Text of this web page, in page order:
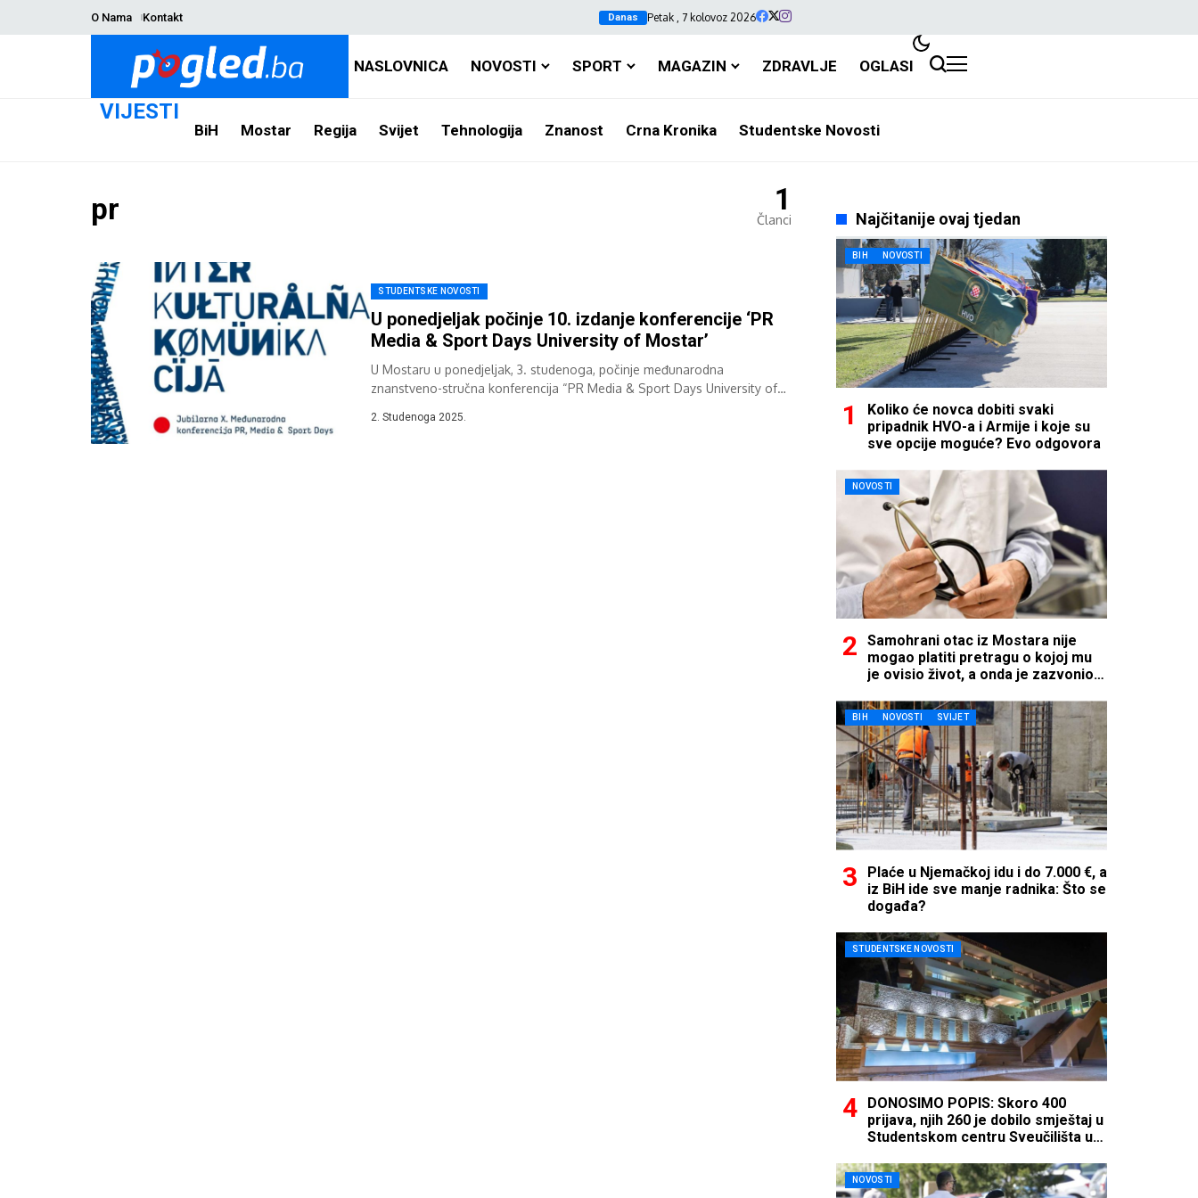
O Nama Kontakt Danas Petak , 7 kolovoz 2026
NASLOVNICA NOVOSTI SPORT MAGAZIN ZDRAVLJE OGLASI
VIJESTI
BiH Mostar Regija Svijet Tehnologija Znanost Crna Kronika Studentske Novosti
pr 1
Članci
STUDENTSKE NOVOSTI
U ponedjeljak počinje 10. izdanje konferencije ‘PR
Media & Sport Days University of Mostar’
U Mostaru u ponedjeljak, 3. studenoga, počinje međunarodna
znanstveno-stručna konferencija “PR Media & Sport Days University of
2. Studenoga 2025.
Najčitanije ovaj tjedan
BIH NOVOSTI
Koliko će novca dobiti svaki
pripadnik HVO-a i Armije i koje su
sve opcije moguće? Evo odgovora
NOVOSTI
Samohrani otac iz Mostara nije
mogao platiti pretragu o kojoj mu
je ovisio život, a onda je zazvonio
BIH NOVOSTI SVIJET
Plaće u Njemačkoj idu i do 7.000 €, a
iz BiH ide sve manje radnika: Što se
događa?
STUDENTSKE NOVOSTI
DONOSIMO POPIS: Skoro 400
prijava, njih 260 je dobilo smještaj u
Studentskom centru Sveučilišta u
NOVOSTI